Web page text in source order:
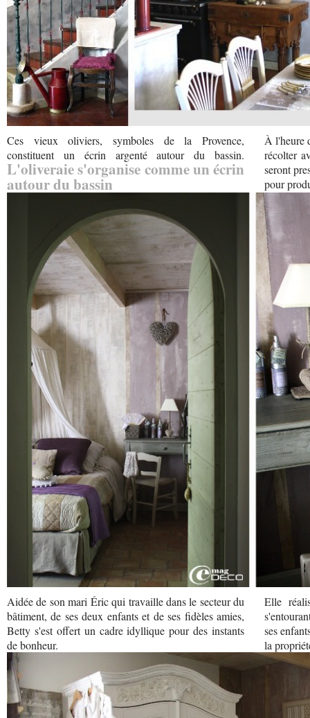
Ces vieux oliviers, symboles de la Provence,
constituent un écrin argenté autour du bassin.
L'oliveraie s'organise comme un écrin
autour du bassin
À l'heure
récolter
seront
pour
Aidée de son mari Éric qui travaille dans le secteur du
bâtiment, de ses deux enfants et de ses fidèles amies,
Betty s'est offert un cadre idyllique pour des instants
de bonheur.
Elle
ses
la